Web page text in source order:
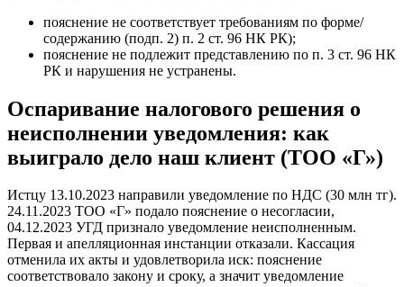
пояснение не соответствует требованиям по форме/
содержанию (подп. 2) п. 2 ст. 96 НК РК);
пояснение не подлежит представлению по п. 3 ст. 96 НК
РК и нарушения не устранены.
Оспаривание налогового решения о
неисполнении уведомления: как
выиграло дело наш клиент (ТОО «Г»)
Истцу 13.10.2023 направили уведомление по НДС (30 млн тг).
24.11.2023 ТОО «Г» подало пояснение о несогласии,
04.12.2023 УГД признало уведомление неисполненным.
Первая и апелляционная инстанции отказали. Кассация
отменила их акты и удовлетворила иск: пояснение
соответствовало закону и сроку, а значит уведомление